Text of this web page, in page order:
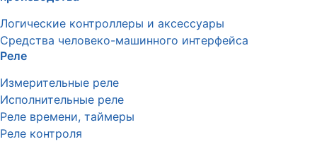
Логические контроллеры и аксессуары
Средства человеко-машинного интерфейса
Реле
Измерительные реле
Исполнительные реле
Реле времени, таймеры
Реле контроля